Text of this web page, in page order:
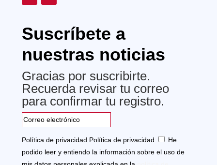
Suscríbete a
nuestras noticias
Gracias por suscribirte.
Recuerda revisar tu correo
para confirmar tu registro.
Política de privacidad Política de privacidad
He
podido leer y entiendo la información sobre el uso de